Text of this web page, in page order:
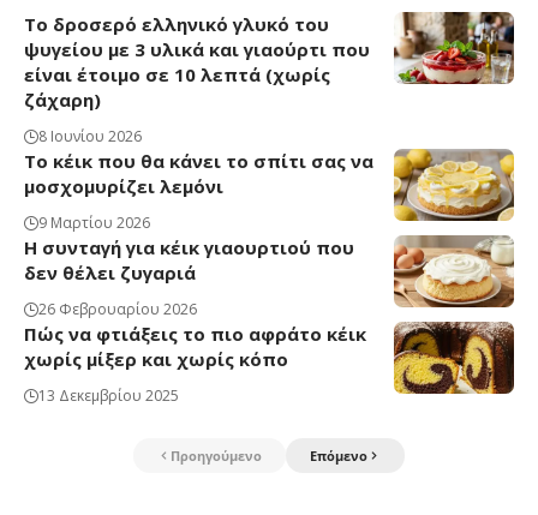
Το δροσερό ελληνικό γλυκό του
ψυγείου με 3 υλικά και γιαούρτι που
είναι έτοιμο σε 10 λεπτά (χωρίς
ζάχαρη)
8 Ιουνίου 2026
Το κέικ που θα κάνει το σπίτι σας να
μοσχομυρίζει λεμόνι
9 Μαρτίου 2026
Η συνταγή για κέικ γιαουρτιού που
δεν θέλει ζυγαριά
26 Φεβρουαρίου 2026
Πώς να φτιάξεις το πιο αφράτο κέικ
χωρίς μίξερ και χωρίς κόπο
13 Δεκεμβρίου 2025
Προηγούμενο Επόμενο